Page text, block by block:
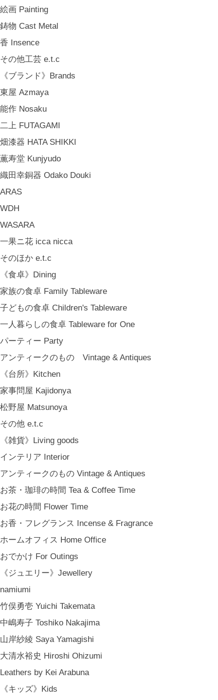
絵画 Painting
鋳物 Cast Metal
香 Insence
その他工芸 e.t.c
《ブランド》Brands
東屋 Azmaya
能作 Nosaku
二上 FUTAGAMI
畑漆器 HATA SHIKKI
薫寿堂 Kunjyudo
織田幸銅器 Odako Douki
ARAS
WDH
WASARA
一果ニ花 icca nicca
そのほか e.t.c
《食卓》Dining
家族の食卓 Family Tableware
子どもの食卓 Children's Tableware
一人暮らしの食卓 Tableware for One
パーティー Party
アンティークのもの Vintage & Antiques
《台所》Kitchen
家事問屋 Kajidonya
松野屋 Matsunoya
その他 e.t.c
《雑貨》Living goods
インテリア Interior
アンティークのもの Vintage & Antiques
お茶・珈琲の時間 Tea & Coffee Time
お花の時間 Flower Time
お香・フレグランス Incense & Fragrance
ホームオフィス Home Office
おでかけ For Outings
《ジュエリー》Jewellery
namiumi
竹俣勇壱 Yuichi Takemata
中嶋寿子 Toshiko Nakajima
山岸紗綾 Saya Yamagishi
大清水裕史 Hiroshi Ohizumi
Leathers by Kei Arabuna
《キッズ》Kids
その他 e.t.c
《雑貨》Living goods
インテリア Interior
アンティークのもの Vintage & Antiques
お茶・珈琲の時間 Tea & Coffee Time
お花の時間 Flower Time
お香・フレグランス Incense & Fragrance
ホームオフィス Home Office
おでかけ For Outings
《ジュエリー》Jewellery
namiumi
山岸紗綾 Saya Yamagishi
大清水裕史 Hiroshi Ohizumi
Leathers by Kei Arabuna
《キッズ》Kids
こどもの器 Children's Tableware
木のおもちゃ(ニキティキ) Wooden Toys
ぬいぐるみ Soft Toys
絵本 Children's Books
《食品》Food
BREW TEA CO
穀雨 Bakery Cokuu
MONSTER
COYA. (3月中旬〜)
MARY JIMENEZ CO. (3月中旬〜)
《オリジナル》Original
《古道具》Vintage & Antiques
ハナレきりゅう Hanare Kiryuh
《義援金商品》Charity
《輸入品》Imported goods
《ギフト》Gifts
ギフト包装 Gift Wrapping
石川・金沢・北陸土産 Local Souvenirs
ちょっとしたプレゼント Petit Gifts
出産祝い Baby Gifts
内祝い Thank You Gifts
新築祝い Housewarming Gifts
結婚祝い Wedding Gifts
結婚式の引出物 Wedding Favors
誕生日プレゼント Birthday Gifts